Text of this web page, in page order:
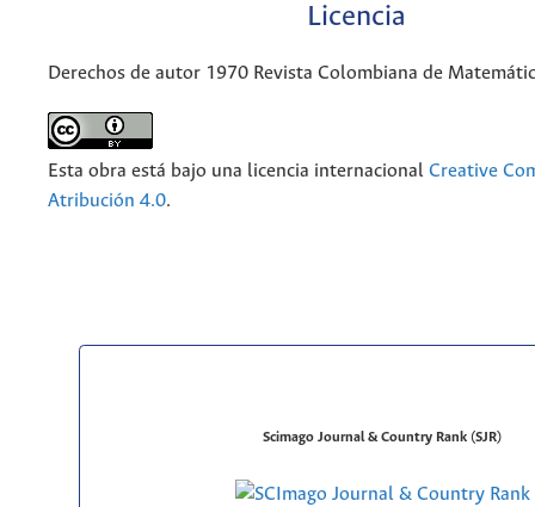
Licencia
Derechos de autor 1970 Revista Colombiana de
Esta obra está bajo una licencia internacional Creative
Atribución 4.0.
Scimago Journal & Country Rank (SJR)